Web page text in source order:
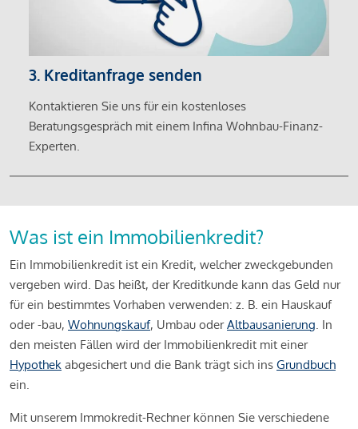
3. Kreditanfrage senden
Kontaktieren Sie uns für ein kostenloses
Beratungsgespräch mit einem Infina Wohnbau-Finanz-
Experten.
Was ist ein Immobilienkredit?
Ein Immobilienkredit ist ein Kredit, welcher zweckgebunden
vergeben wird. Das heißt, der Kreditkunde kann das Geld nur
für ein bestimmtes Vorhaben verwenden: z. B. ein Hauskauf
oder -bau, Wohnungskauf, Umbau oderAltbausanierung. In
den meisten Fällen wird der Immobilienkredit mit einer
Hypothek abgesichert und die Bank trägt sich ins Grundbuch
ein.
Mit unserem Immokredit-Rechner können Sie verschiedene